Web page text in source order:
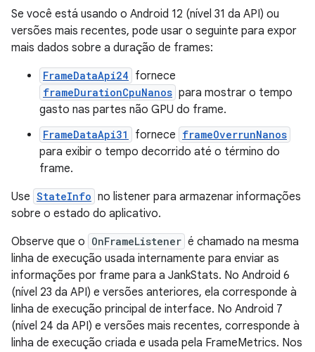
Se você está usando o Android 12 (nível 31 da API) ou
versões mais recentes, pode usar o seguinte para expor
mais dados sobre a duração de frames:
FrameDataApi24 fornece
frameDurationCpuNanos para mostrar o tempo
gasto nas partes não GPU do frame.
FrameDataApi31 fornece frameOverrunNanos
para exibir o tempo decorrido até o término do
frame.
Use StateInfo no listener para armazenar informações
sobre o estado do aplicativo.
Observe que o OnFrameListener é chamado na mesma
linha de execução usada internamente para enviar as
informações por frame para a JankStats. No Android 6
(nível 23 da API) e versões anteriores, ela corresponde à
linha de execução principal de interface. No Android 7
(nível 24 da API) e versões mais recentes, corresponde à
linha de execução criada e usada pela FrameMetrics. Nos